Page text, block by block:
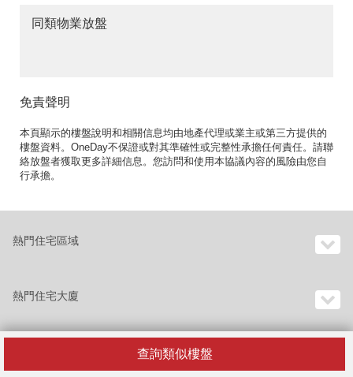
查詢類似樓盤
同類物業放盤
免責聲明
本頁顯示的樓盤說明和相關信息均由地產代理或業主或第三方提供的
樓盤資料。OneDay不保證或對其準確性或完整性承擔任何責任。請聯
絡放盤者獲取更多詳細信息。您訪問和使用本協議內容的風險由您自
行承擔。
熱門住宅區域
熱門住宅大廈